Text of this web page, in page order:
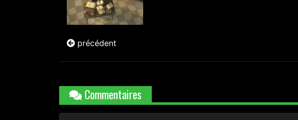
précédent
Commentaires